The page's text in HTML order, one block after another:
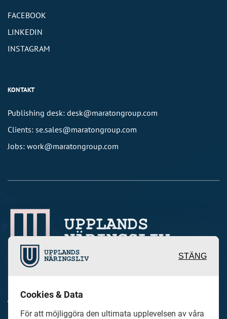
FACEBOOK
LINKEDIN
INSTAGRAM
KONTAKT
Publishing desk: desk@maratongroup.com
Clients: se.sales@maratongroup.com
Jobs: work@maratongroup.com
värdefulla berättelser och reportage
STÄNG
Cookies & Data
För att möjliggöra den ultimata upplevelsen av våra